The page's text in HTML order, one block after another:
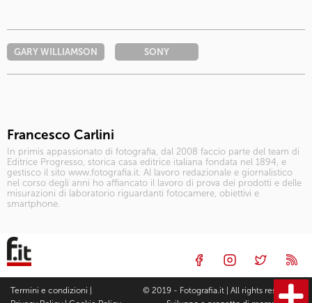
GARY WILLIAMSON SONY
Francesco Carlini
In primis appassionato di fotografia, dal 2008 faccio parte del team di
Editrice Progresso, storica casa editrice italiana fondata nel 1894, e
gestisco il sito www.fotografia.it. Al lavoro redazionale e giornalistico
nel corso degli anni ho affiancato il lavoro di prova dei prodotti e delle
misurazioni di laboratorio riguardanti fotocamere, obiettivi e
smartphone.
Termini e condizioni
© 2019 - Fotografia.it | All rights reserved |